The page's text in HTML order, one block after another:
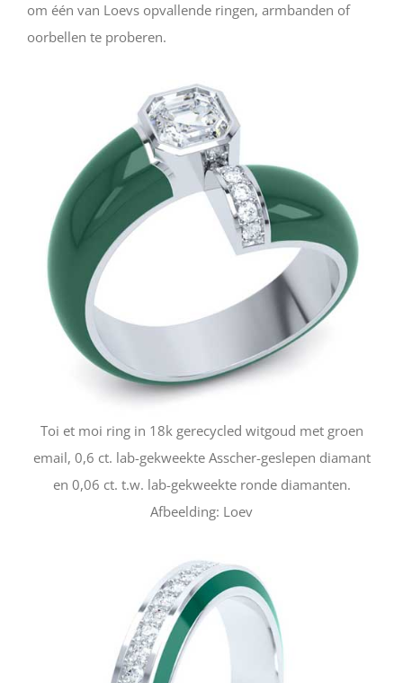
om één van Loevs opvallende ringen, armbanden of
oorbellen te proberen.
Toi et moi ring in 18k gerecycled witgoud met groen
email, 0,6 ct. lab-gekweekte Asscher-geslepen diamant
en 0,06 ct. t.w. lab-gekweekte ronde diamanten.
Afbeelding: Loev